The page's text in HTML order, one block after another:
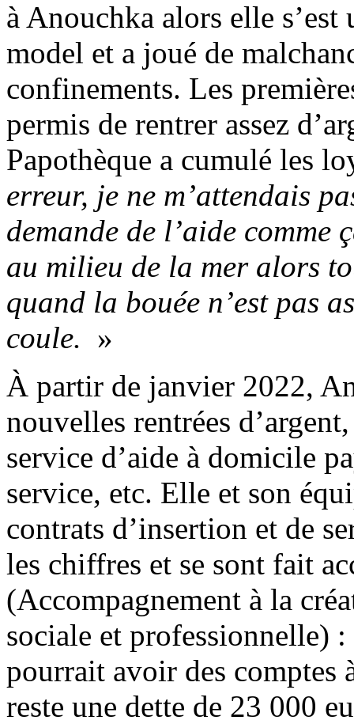
à Anouchka alors elle s’est
model et a joué de
confinements. Les
permis de rentrer assez
Papothèque a cumulé les
erreur, je ne m’attendais
demande de l’aide comme
au milieu de la mer alors
quand la bouée n’est pas
coule. »
À partir de janvier 2022,
nouvelles rentrées
service d’aide à domicile
service, etc. Elle et son
contrats d’insertion et de
les chiffres et se sont fait
(Accompagnement à la
sociale et professionnelle)
pourrait avoir des comptes
reste une dette de 23 000